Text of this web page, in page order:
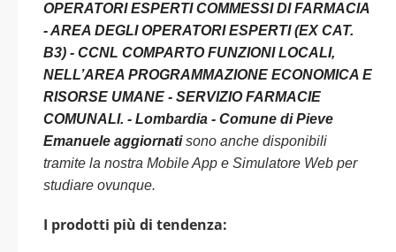
OPERATORI ESPERTI COMMESSI DI FARMACIA
- AREA DEGLI OPERATORI ESPERTI (EX CAT.
B3) - CCNL COMPARTO FUNZIONI LOCALI,
NELL’AREA PROGRAMMAZIONE ECONOMICA E
RISORSE UMANE - SERVIZIO FARMACIE
COMUNALI. - Lombardia - Comune di Pieve
Emanuele aggiornatisono anche disponibili
tramite la nostra Mobile App e Simulatore Web per
studiare ovunque.
I prodotti più di tendenza: